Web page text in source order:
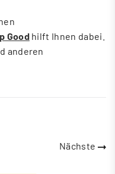
Goodhilft Ihnen dabei.
anderen
Nächste